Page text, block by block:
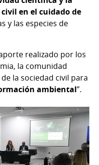
en el cuidado de
y las especies de
realizado por los
la comunidad
la sociedad civil para
ambiental”.